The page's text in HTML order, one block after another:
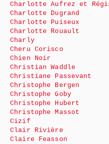
Charlotte Aufrez et
Charlotte Dugrand
Charlotte Puiseux
Charlotte Rouault
Charly
Cheru Corisco
Chien Noir
Christian Waddle
Christiane Passevant
Christophe Bergen
Christophe Goby
Christophe Hubert
Christophe Massot
Cizif
Clair Rivière
Claire Feasson